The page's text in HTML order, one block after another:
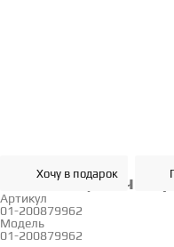
Хочу в подарок
Золотая цепочка
Артикул
01-200879962
Модель
01-200879962